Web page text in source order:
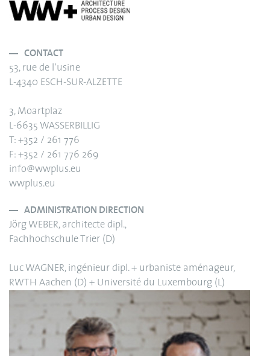
CONTACT
53, rue de l‘usine
L-4340 ESCH-SUR-ALZETTE
3, Moartplaz
L-6635 WASSERBILLIG
T: +352 / 261 776
F: +352 / 261 776 269
info@wwplus.eu
wwplus.eu
ADMINISTRATION DIRECTION
Jörg WEBER, architecte dipl.,
Fachhochschule Trier (D)
Luc WAGNER, ingénieur dipl. + urbaniste aménageur,
RWTH Aachen (D) + Université du Luxembourg (L)